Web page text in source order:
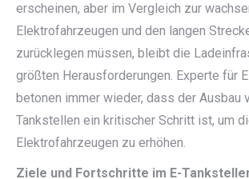
erscheinen, aber im Vergleich zur
Elektrofahrzeugen und den langen
zurücklegen müssen, bleibt die
größten Herausforderungen. Experte für
betonen immer wieder, dass der Ausbau
Tankstellen ein kritischer Schritt ist, um
Elektrofahrzeugen zu erhöhen.
Ziele und Fortschritte im E-